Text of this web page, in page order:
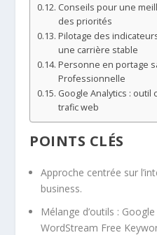
Conseils pour une
des priorités
Pilotage des
une carrière stable
Personne en portage
Professionnelle
Google Analytics :
trafic web
POINTS CLÉS
Approche centrée sur
business.
Mélange d’outils :
WordStream Free